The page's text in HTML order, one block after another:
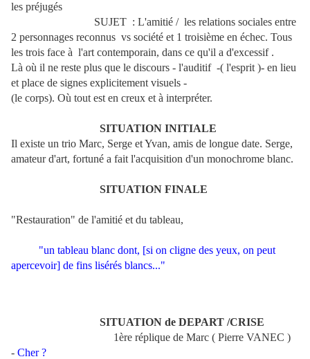
les préjugés
SUJET : L'amitié / les relations sociales entre
2 personnages reconnus vs société et 1 troisième en échec. Tous
les trois face à l'art contemporain, dans ce qu'il a d'excessif .
Là où il ne reste plus que le discours - l'auditif -( l'esprit )- en lieu
et place de signes explicitement visuels -
(le corps). Où tout est en creux et à interpréter.
SITUATION INITIALE
Il existe un trio Marc, Serge et Yvan, amis de longue date. Serge,
amateur d'art, fortuné a fait l'acquisition d'un monochrome blanc.
SITUATION FINALE
"Restauration" de l'amitié et du tableau,
"un tableau blanc dont, [si on cligne des yeux, on peut
apercevoir] de fins lisérés blancs..."
SITUATION de DEPART /CRISE
1ère réplique de Marc ( Pierre VANEC )
- Cher ?